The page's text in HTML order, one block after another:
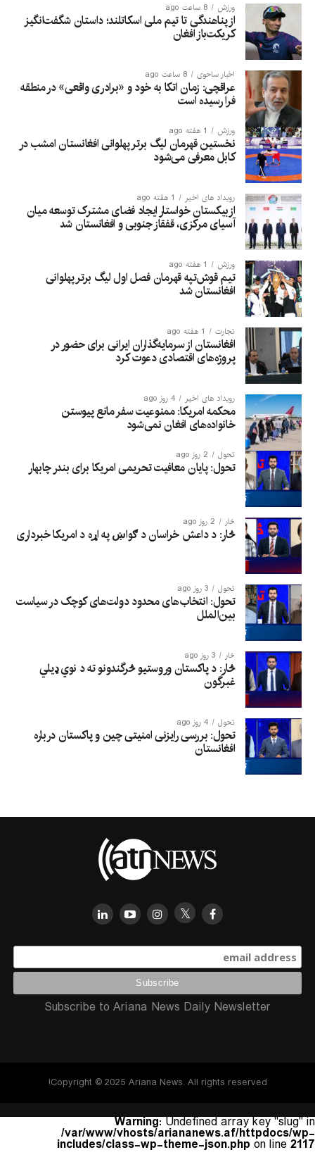
ورزش 8 ساعت ago
از پناهندگی تا تیم ملی اسکاتلند؛ داستان شگفت‌انگیز
کریکت‌باز افغان
اخبار ساحوی 8 ساعت ago
عراقچی: زمان اتکا به خود و «برادری واقعی» در منطقه
فرا رسیده است
ورزش 1 هفته ago
نخستین قهرمان لیگ برتر پهلوانی افغانستان امشب در
کابل معرفی می‌شود
رویداد های اخیر 1 هفته ago
ازبیکستان خواستار ایجاد فضای مشترک توسعه میان
آسیای مرکزی، قفقاز جنوبی و افغانستان شد
ورزش 1 هفته ago
تیم قوش‌تپه قهرمان فصل اول لیگ برتر پهلوانی
افغانستان شد
تجارت 1 هفته ago
افغانستان از سرمایه‌گذاران ایرانی برای حضور در
پروژه‌های اقتصادی دعوت کرد
رویداد های اخیر 4 روز ago
محکمه امریکا: ممنوعیت سفر مانع پیوستن
خانواده‌های افغان نمی‌شود
تحول 2 روز ago
تحول: پایان معافیت تحریمی امریکا برای بندر چابهار
څار 2 روز ago
څار: د داعش خراسان د ګواښ په اړه د امریکا خبرداری
تحول 3 روز ago
تحول: انتخاب‌های محدود دولت‌های کوچک در سیاست
بین‌الملل
څار 3 روز ago
څار: د پاکستان وروستیو څرگندونو ته د نوي ډیلي
غبرگون
تحول 4 روز ago
تحول: بررسی رایزنی امنیتی چین و پاکستان درباره
افغانستان
Subscribe to Ariana News Daily Newsletter
Copyright © 2025 Ariana News. All rights reserved!
Warning: Undefined array key "slug" in
/var/www/vhosts/ariananews.af/httpdocs/wp-
includes/class-wp-theme-json.php on line2117